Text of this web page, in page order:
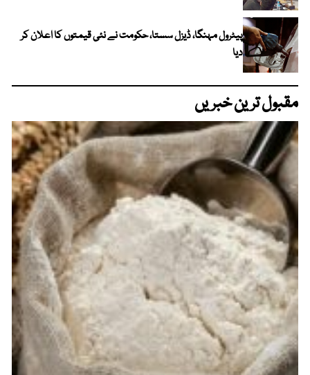
پیٹرول مہنگا، ڈیزل سستا، حکومت نے نئی قیمتوں کا اعلان کر
دیا
مقبول ترین خبریں